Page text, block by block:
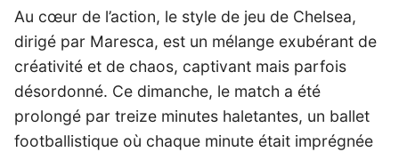
Au cœur de l’action, le style de jeu de Chelsea,
dirigé par Maresca, est un mélange exubérant de
créativité et de chaos, captivant mais parfois
désordonné. Ce dimanche, le match a été
prolongé par treize minutes haletantes, un ballet
footballistique où chaque minute était imprégnée